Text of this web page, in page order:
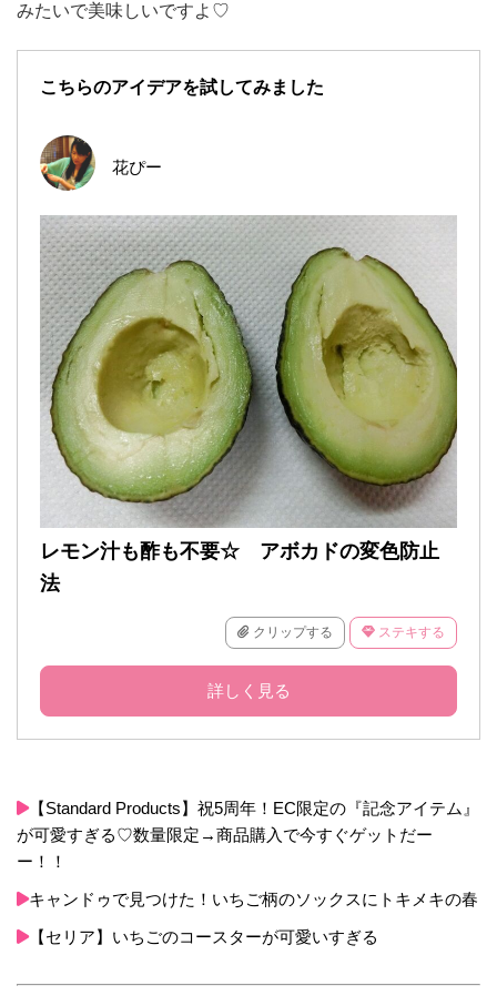
みたいで美味しいですよ♡
こちらのアイデアを試してみました
花ぴー
レモン汁も酢も不要☆ アボカドの変色防止
法
クリップする ステキする
詳しく見る
【Standard Products】祝5周年！EC限定の『記念アイテム』
が可愛すぎる♡数量限定→商品購入で今すぐゲットだー
ー！！
キャンドゥで見つけた！いちご柄のソックスにトキメキの春
【セリア】いちごのコースターが可愛いすぎる